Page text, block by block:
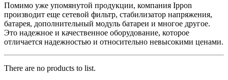
Помимо уже упомянутой продукции, компания Ippon
производит еще сетевой фильтр, стабилизатор напряжения,
батарея, дополнительный модуль батареи и многое другое.
Это надежное и качественное оборудование, которое
отличается надежностью и относительно невысокими ценами.
There are no products to list.